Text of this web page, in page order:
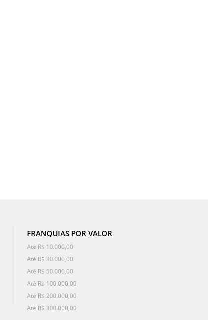
FRANQUIAS POR VALOR
Até R$ 10.000,00
Até R$ 30.000,00
Até R$ 50.000,00
Até R$ 100.000,00
Até R$ 200.000,00
Até R$ 300.000,00